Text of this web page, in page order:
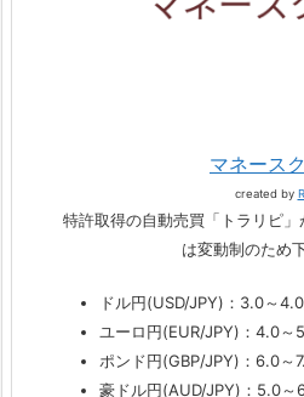
マネース
created by
特許取得の自動売買「トラリピ
は変動制のため
ドル円(USD/JPY)：3.0～
ユーロ円(EUR/JPY)：4.0～
ポンド円(GBP/JPY)：6.0～
豪ドル円(AUD/JPY)：5.0～